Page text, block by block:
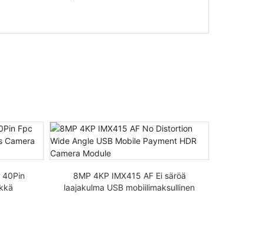
40Pin
8MP 4KP IMX415 AF Ei säröä
laajakulma USB mobiilimaksullinen